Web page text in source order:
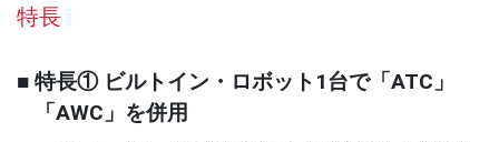
特長
■ 特長① ビルトイン・ロボット1台で「ATC」
「AWC」を併用